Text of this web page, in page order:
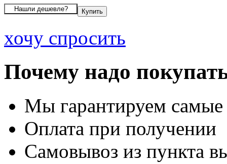
хочу спросить
Почему надо
Мы гарантируем
Оплата при получении
Самовывоз из пункта